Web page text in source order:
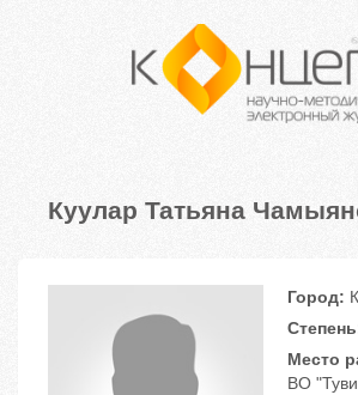
Куулар Татьяна
Город:
Место
ВО